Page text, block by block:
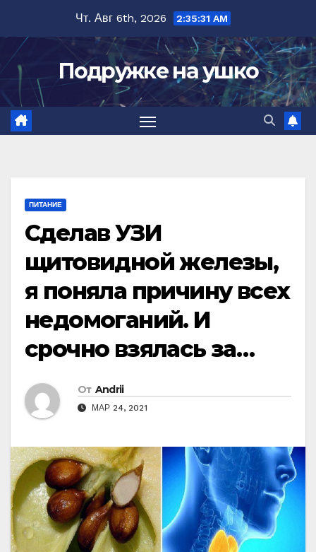
содержимому
Чт. Авг 6th, 2026 2:35:32 AM
Подружке на ушко
ПИТАНИЕ
Сделав УЗИ
щитовидной железы,
я поняла причину всех
недомоганий. И
срочно взялась за…
От Andrii
МАР 24, 2021